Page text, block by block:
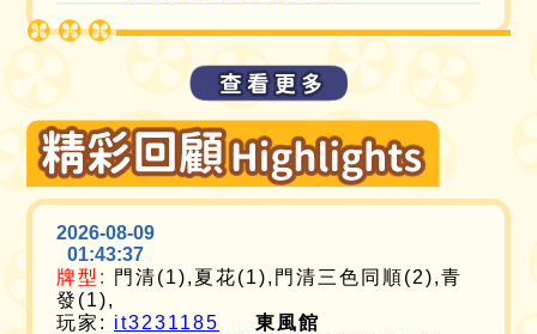
2026-08-09
01:43:37
牌型:
門清(1),夏花(1),門清三色同順(2),青
發(1),
玩家: it3231185 東風館